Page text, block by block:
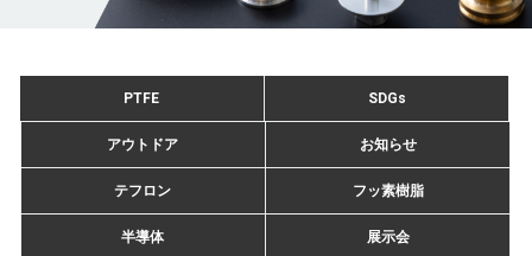
PTFE SDGs
アウトドア お知らせ
テフロン フッ素樹脂
半導体 展示会